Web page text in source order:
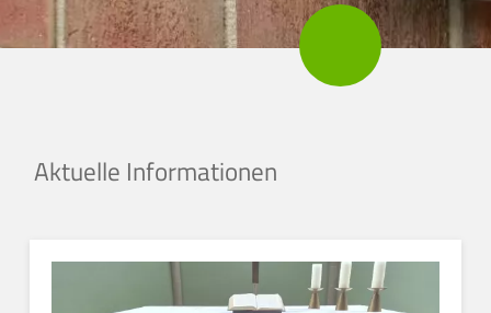
Aktuelle Informationen